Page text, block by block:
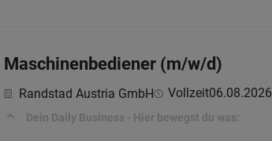
Maschinenbediener (m/w/d)
Randstad Austria GmbH Vollzeit06.08.2026
Dein Daily Business - Hier bewegst du was: